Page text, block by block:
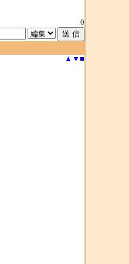
0
▲ ▼ ■